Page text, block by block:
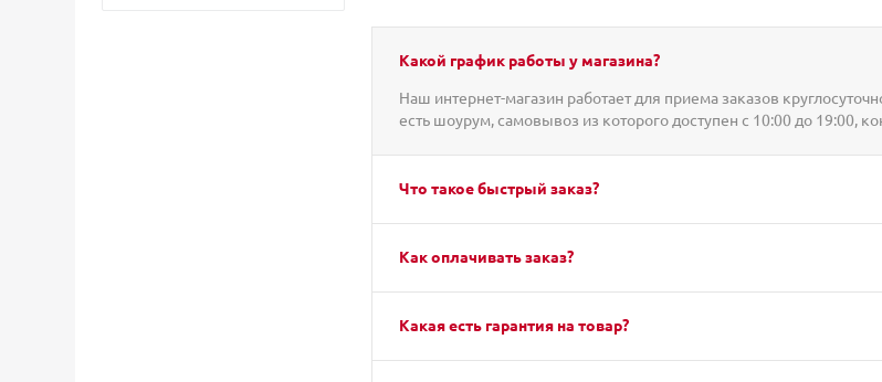
Какой график работы у магазина?
Наш интернет-магазин работает для приема заказов
есть шоурум, самовывоз из которого доступен с 10:00 до 19:00,
Что такое быстрый заказ?
Как оплачивать заказ?
Какая есть гарантия на товар?